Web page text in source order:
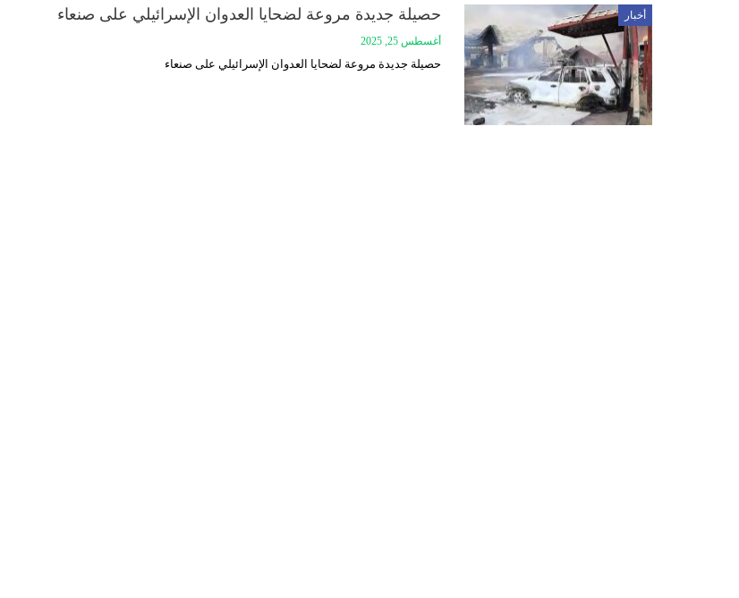
أخبار حصيلة جديدة مروعة لضحايا العدوان الإسرائيلي على صنعاء
أغسطس 25, 2025
حصيلة جديدة مروعة لضحايا العدوان الإسرائيلي على صنعاء